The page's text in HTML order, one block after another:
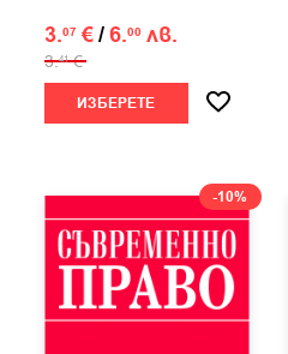
3.07 €/6.00 лв.
3.41 €
ИЗБЕРЕТЕ
-10%